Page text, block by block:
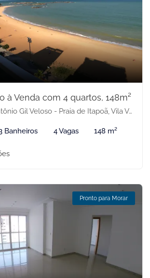
à Venda com 4 quartos, 148m²
Gil Veloso - Praia de Itapoã, Vila Velha-ES
Banheiros 4 Vagas 148 m²
Pronto para Morar